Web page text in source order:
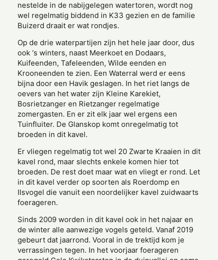
nestelde in de nabijgelegen watertoren, wordt nog
wel regelmatig biddend in K33 gezien en de familie
Buizerd draait er wat rondjes.
Op de drie waterpartijen zijn het hele jaar door, dus
ook ‘s winters, naast Meerkoet en Dodaars,
Kuifeenden, Tafeleenden, Wilde eenden en
Krooneenden te zien. Een Waterral werd er eens
bijna door een Havik geslagen. In het riet langs de
oevers van het water zijn Kleine Karekiet,
Bosrietzanger en Rietzanger regelmatige
zomergasten. En er zit elk jaar wel ergens een
Tuinfluiter. De Glanskop komt onregelmatig tot
broeden in dit kavel.
Er vliegen regelmatig tot wel 20 Zwarte Kraaien in dit
kavel rond, maar slechts enkele komen hier tot
broeden. De rest doet maar wat en vliegt er rond. Let
in dit kavel verder op soorten als Roerdomp en
IIsvogel die vanuit een noordelijker kavel zuidwaarts
foerageren.
Sinds 2009 worden in dit kavel ook in het najaar en
de winter alle aanwezige vogels geteld. Vanaf 2019
gebeurt dat jaarrond. Vooral in de trektijd kom je
verrassingen tegen. In het voorjaar foerageren